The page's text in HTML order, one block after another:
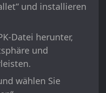
und installieren
Datei herunter,
und
wählen Sie